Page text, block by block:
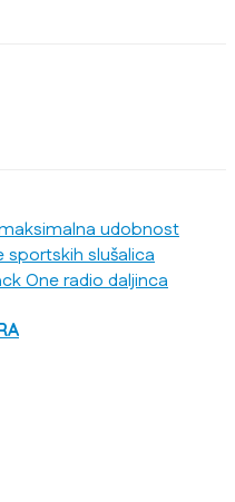
udobnost
slušalica
One radio daljinca